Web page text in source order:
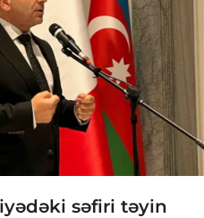
səfiri təyin